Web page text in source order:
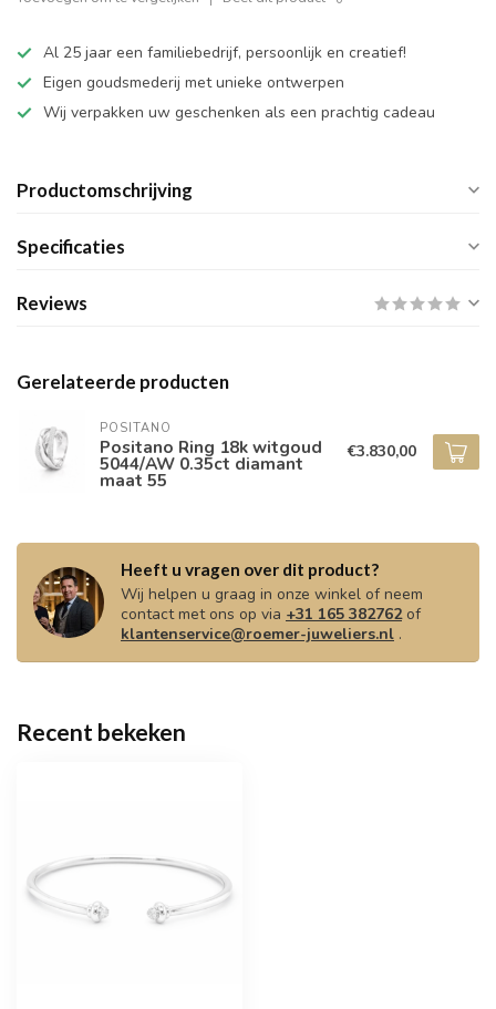
Al 25 jaar een familiebedrijf, persoonlijk en creatief!
Eigen goudsmederij met unieke ontwerpen
Wij verpakken uw geschenken als een prachtig cadeau
Productomschrijving
Specificaties
Reviews
Gerelateerde producten
POSITANO
Positano Ring 18k witgoud
5044/AW 0.35ct diamant
maat 55
€3.830,00
Heeft u vragen over dit product?
Wij helpen u graag in onze winkel of neem
contact met ons op via +31 165 382762of
klantenservice@roemer-juweliers.nl .
Recent bekeken